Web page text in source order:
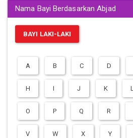
Nama Bayi Berdasarkan Abjad
BAYI LAKI-LAKI
A B C D
H I J K L
O P Q R
V W X Y